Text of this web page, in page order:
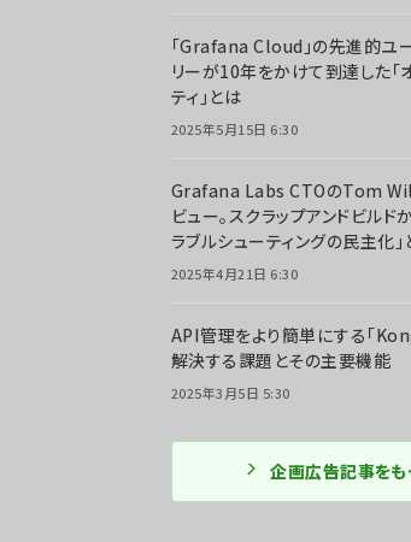
「Grafana Cloud」の先進的ユ
リーが10年をかけて到達した「
ティ」とは
2025年5月15日 6:30
Grafana Labs CTOのTom
ビュー。スクラップアンドビルド
ラブルシューティングの民主化」
2025年4月21日 6:30
API管理をより簡単にする「
解決する課題とその主要機能
2025年3月5日 5:30
企画広告記事をも